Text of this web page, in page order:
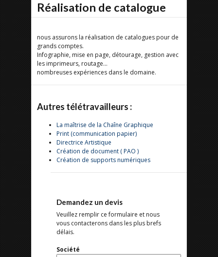
Réalisation de catalogue
nous assurons la réalisation de catalogues pour de
grands comptes.
Infographie, mise en page, détourage, gestion avec
les imprimeurs, routage...
nombreuses expériences dans le domaine.
Autres télétravailleurs :
La maîtrise de la Chaîne Graphique
Print (communication papier)
Directrice Artistique
Création de document ( PAO )
Création de supports numériques
Demandez un devis
Veuillez remplir ce formulaire et nous
vous contacterons dans les plus brefs
délais.
Société